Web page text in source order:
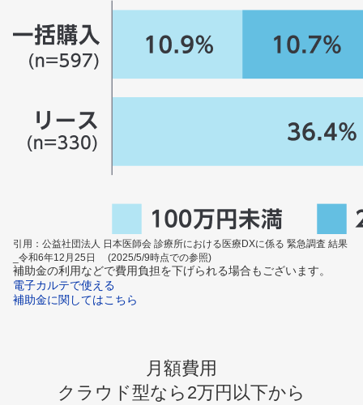
引用：公益社団法人 日本医師会 診療所における医療DXに係る 緊急調査 結果
_令和6年12月25日 (2025/5/9時点での参照)
補助金の利用などで費用負担を下げられる場合もございます。
電子カルテで使える
補助金に関してはこちら
月額費用
クラウド型なら2万円以下から